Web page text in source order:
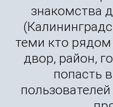
знакомства
теми кто рядом
двор, район,
попасть